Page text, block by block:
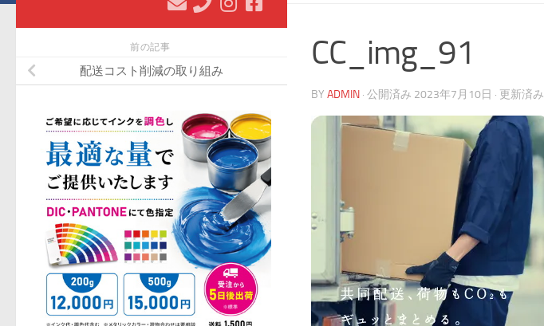
CC_img_91
BY ADMIN · 公開済み 2023年7月10日 · 更新済み
前の記事
配送コスト削減の取り組み